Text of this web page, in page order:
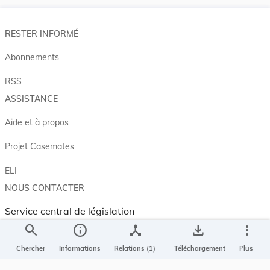
search
Chercher
info
Informations
device_hub
Relations (1)
save_alt
Téléchargement
more_vert
Plus
RESTER INFORMÉ
Abonnements
RSS
ASSISTANCE
Aide et à propos
Projet Casemates
ELI
NOUS CONTACTER
Service central de législation
5, rue Plaetis
L-2338 LUXEMBOURG